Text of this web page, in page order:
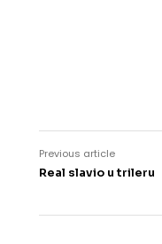
Previous article
Real slavio u trileru